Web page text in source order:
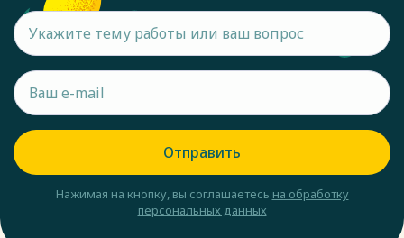
Отправить
Нажимая на кнопку, вы соглашаетесь на обработку
персональных данных